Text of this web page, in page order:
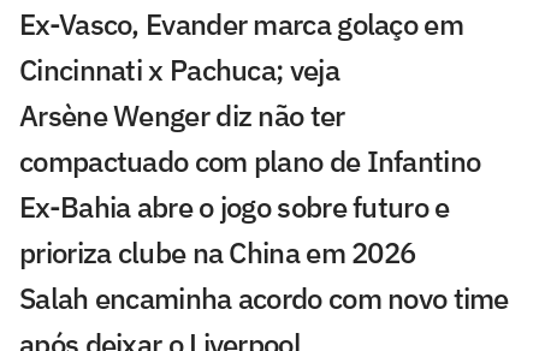
Ex-Vasco, Evander marca golaço em
Cincinnati x Pachuca; veja
Arsène Wenger diz não ter
compactuado com plano de Infantino
Ex-Bahia abre o jogo sobre futuro e
prioriza clube na China em 2026
Salah encaminha acordo com novo time